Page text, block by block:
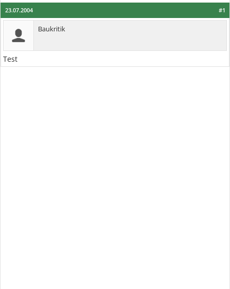
#1
23.07.2004
Baukritik
Test